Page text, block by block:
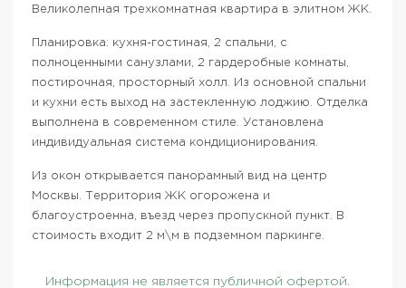
Великолепная трехкомнатная квартира в элитном ЖК.
Планировка: кухня-гостиная, 2 спальни, с
полноценными санузлами, 2 гардеробные комнаты,
постирочная, просторный холл. Из основной спальни
и кухни есть выход на застекленную лоджию. Отделка
выполнена в современном стиле. Установлена
индивидуальная система кондиционирования.
Из окон открывается панорамный вид на центр
Москвы. Территория ЖК огорожена и
благоустроенна, въезд через пропускной пункт. В
стоимость входит 2 м\м в подземном паркинге.
Информация не является публичной офертой.